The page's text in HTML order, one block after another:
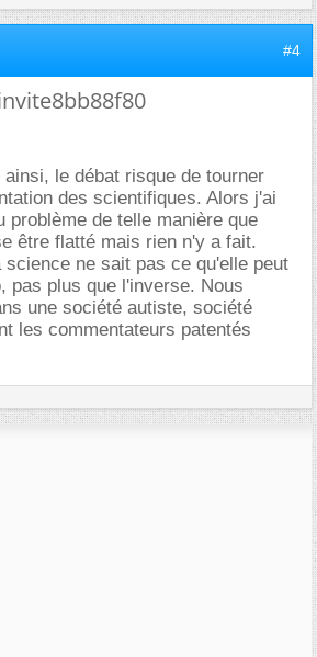
#4
le débat risque de tourner
des scientifiques. Alors j'ai
problème de telle manière que
être flatté mais rien n'y a fait.
science ne sait pas ce qu'elle peut
pas plus que l'inverse. Nous
une société autiste, société
les commentateurs patentés